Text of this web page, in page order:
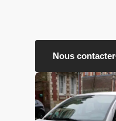
Nous contacter